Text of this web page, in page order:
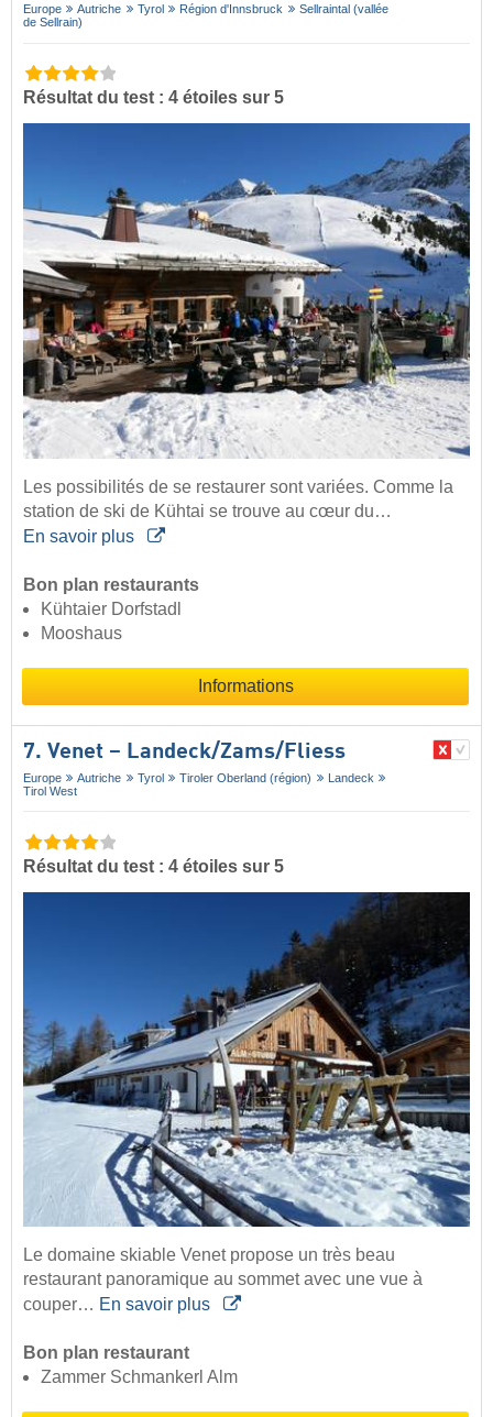
Europe Autriche Tyrol Région d'Innsbruck
Sellraintal (vallée
de Sellrain)
Résultat du test : 4 étoiles sur 5
Les possibilités de se restaurer sont variées. Comme la
station de ski de Kühtai se trouve au cœur du…
En savoir plus
Bon plan restaurants
Kühtaier Dorfstadl
Mooshaus
Informations
7. Venet – Landeck/​Zams/​Fliess
Europe Autriche Tyrol Tiroler Oberland (région)
Landeck
Tirol West
Résultat du test : 4 étoiles sur 5
Le domaine skiable Venet propose un très beau
restaurant panoramique au sommet avec une vue à
couper… En savoir plus
Bon plan restaurant
Zammer Schmankerl Alm